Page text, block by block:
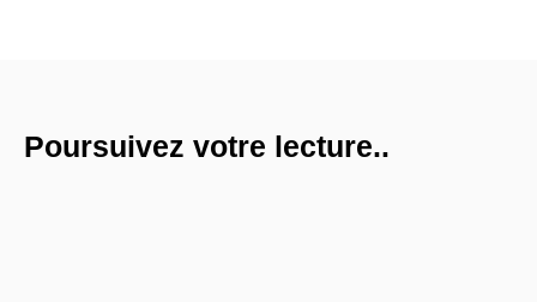
Poursuivez votre lecture..